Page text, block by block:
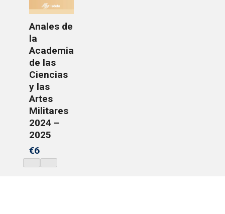
Anales de
la
Academia
de las
Ciencias
y las
Artes
Militares
2024 –
2025
€6